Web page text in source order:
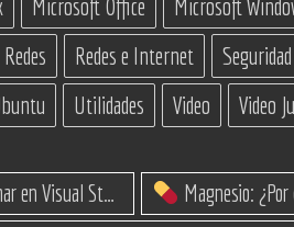
Microsoft Office Microsoft
Redes Redes e Internet
Utilidades Video Video
IA Constructoras para Programar en Visual Studio con C# Magnesio: ¿Por qué un